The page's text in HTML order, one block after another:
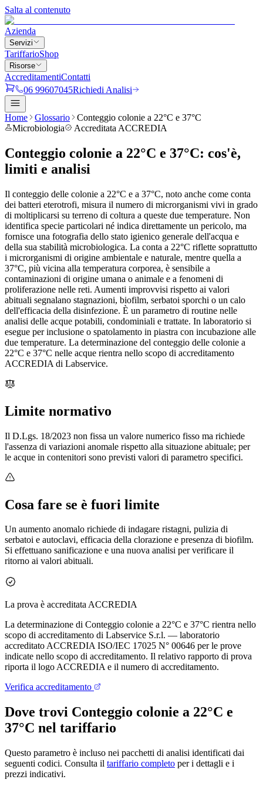
Salta al contenuto
Azienda
Servizi
TariffarioShop
Risorse
AccreditamentiContatti
06 99607045Richiedi Analisi
Home Glossario
Conteggio colonie a 22°C e 37°C
Microbiologia
Accreditata ACCREDIA
Conteggio colonie a 22°C e 37°C: cos'è,
limiti e analisi
Il conteggio delle colonie a 22°C e a 37°C, noto anche come conta
dei batteri eterotrofi, misura il numero di microrganismi vivi in grado
di moltiplicarsi su terreno di coltura a queste due temperature. Non
identifica specie particolari né indica direttamente un pericolo, ma
fornisce una fotografia dello stato igienico generale dell'acqua e
della sua stabilità microbiologica. La conta a 22°C riflette soprattutto
i microrganismi di origine ambientale e naturale, mentre quella a
37°C, più vicina alla temperatura corporea, è sensibile a
contaminazioni di origine umana o animale e a fenomeni di
proliferazione nelle reti. Aumenti improvvisi rispetto ai valori
abituali segnalano stagnazioni, biofilm, serbatoi sporchi o un calo
dell'efficacia della disinfezione. È un parametro di routine nelle
analisi delle acque potabili, condominiali e trattate. In laboratorio si
esegue per inclusione o spatolamento in piastra con incubazione alle
due temperature. La determinazione del conteggio delle colonie a
22°C e 37°C nelle acque rientra nello scopo di accreditamento
ACCREDIA di Labservice.
Limite normativo
Il D.Lgs. 18/2023 non fissa un valore numerico fisso ma richiede
l'assenza di variazioni anomale rispetto alla situazione abituale; per
le acque in contenitori sono previsti valori di parametro specifici.
Cosa fare se è fuori limite
Un aumento anomalo richiede di indagare ristagni, pulizia di
serbatoi e autoclavi, efficacia della clorazione e presenza di biofilm.
Si effettuano sanificazione e una nuova analisi per verificare il
ritorno ai valori abituali.
La prova è accreditata ACCREDIA
La determinazione di Conteggio colonie a 22°C e 37°C rientra nello
scopo di accreditamento di Labservice S.r.l. — laboratorio
accreditato ACCREDIA ISO/IEC 17025 N° 00646 per le prove
indicate nello scopo di accreditamento. Il relativo rapporto di prova
riporta il logo ACCREDIA e il numero di accreditamento.
Verifica accreditamento
Dove trovi Conteggio colonie a 22°C e
37°C nel tariffario
Questo parametro è incluso nei pacchetti di analisi identificati dai
seguenti codici. Consulta il tariffario completo per i dettagli e i
prezzi indicativi.